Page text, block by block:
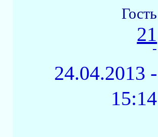
Гость
21
-
24.04.2013 -
15:14